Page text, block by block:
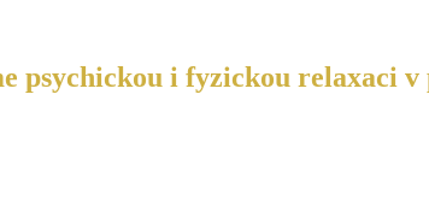
psychickou i fyzickou relaxaci